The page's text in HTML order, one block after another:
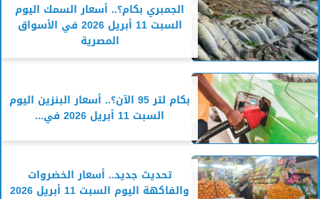
الجمبري بكام؟.. أسعار السمك اليوم
السبت 11 أبريل 2026 في الأسواق
المصرية
بكام لتر 95 الآن؟.. أسعار البنزين اليوم
السبت 11 أبريل 2026 في...
تحديث جديد.. أسعار الخضروات
والفاكهة اليوم السبت 11 أبريل 2026